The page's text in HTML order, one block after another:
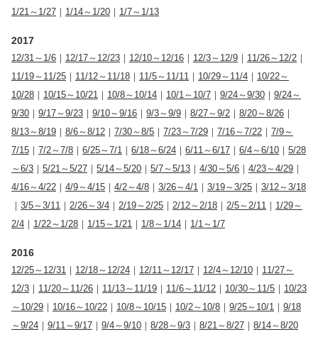
1/21～1/27 ｜ 1/14～1/20 ｜ 1/7～1/13
2017
12/31～1/6 ｜ 12/17～12/23 ｜ 12/10～12/16 ｜ 12/3～12/9 ｜ 11/26～12/2 ｜
11/19～11/25 ｜ 11/12～11/18 ｜ 11/5～11/11 ｜ 10/29～11/4 ｜ 10/22～
10/28 ｜ 10/15～10/21 ｜ 10/8～10/14 ｜ 10/1～10/7 ｜ 9/24～9/30 ｜ 9/24～
9/30 ｜ 9/17～9/23 ｜ 9/10～9/16 ｜ 9/3～9/9 ｜ 8/27～9/2 ｜ 8/20～8/26 ｜
8/13～8/19 ｜ 8/6～8/12 ｜ 7/30～8/5 ｜ 7/23～7/29 ｜ 7/16～7/22 ｜ 7/9～
7/15 ｜ 7/2～7/8 ｜ 6/25～7/1 ｜ 6/18～6/24 ｜ 6/11～6/17 ｜ 6/4～6/10 ｜ 5/28
～6/3 ｜ 5/21～5/27 ｜ 5/14～5/20 ｜ 5/7～5/13 ｜ 4/30～5/6 ｜ 4/23～4/29 ｜
4/16～4/22 ｜ 4/9～4/15 ｜ 4/2～4/8 ｜ 3/26～4/1 ｜ 3/19～3/25 ｜ 3/12～3/18
｜ 3/5～3/11 ｜ 2/26～3/4 ｜ 2/19～2/25 ｜ 2/12～2/18 ｜ 2/5～2/11 ｜ 1/29～
2/4 ｜ 1/22～1/28 ｜ 1/15～1/21 ｜ 1/8～1/14 ｜ 1/1～1/7
2016
12/25～12/31 ｜ 12/18～12/24 ｜ 12/11～12/17 ｜ 12/4～12/10 ｜ 11/27～
12/3 ｜ 11/20～11/26 ｜ 11/13～11/19 ｜ 11/6～11/12 ｜ 10/30～11/5 ｜ 10/23
～10/29 ｜ 10/16～10/22 ｜ 10/8～10/15 ｜ 10/2～10/8 ｜ 9/25～10/1 ｜ 9/18
～9/24 ｜ 9/11～9/17 ｜ 9/4～9/10 ｜ 8/28～9/3 ｜ 8/21～8/27 ｜ 8/14～8/20